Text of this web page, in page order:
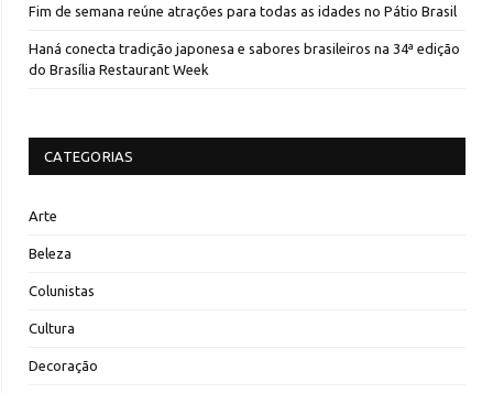
Fim de semana reúne atrações para todas as idades no Pátio Brasil
Haná conecta tradição japonesa e sabores brasileiros na 34ª edição
do Brasília Restaurant Week
CATEGORIAS
Arte
Beleza
Colunistas
Cultura
Decoração